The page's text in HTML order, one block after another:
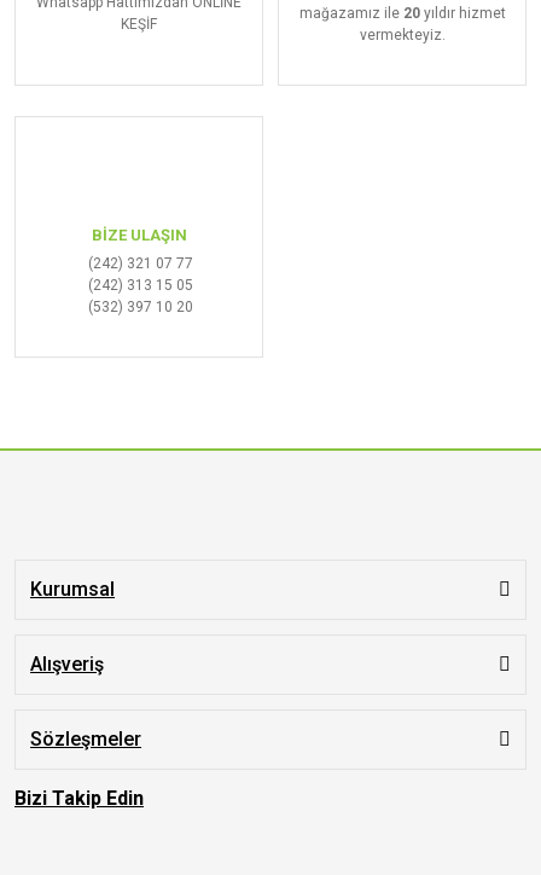
KEŞİF
mağazamız ile 20yıldır hizmet
vermekteyiz.
BİZE ULAŞIN
(242) 321 07 77
(242) 313 15 05
(532) 397 10 20
Kurumsal
Alışveriş
Sözleşmeler
Bizi Takip Edin